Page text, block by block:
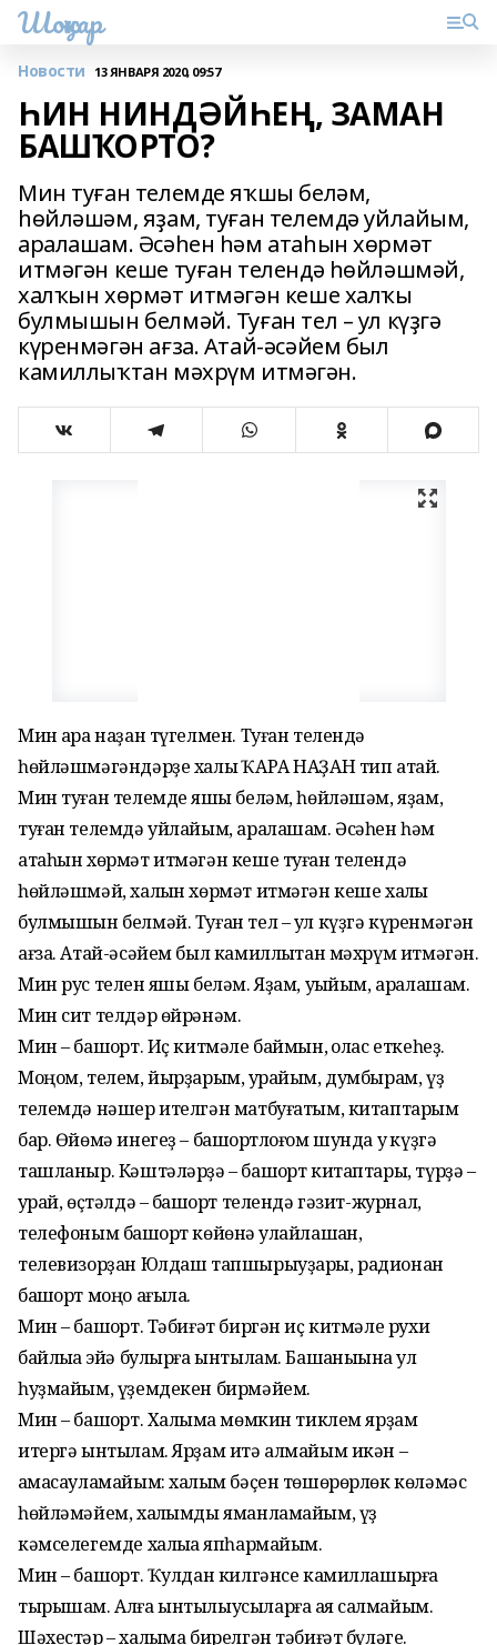
Шоңҡар
Новости 13 ЯНВАРЯ 2020, 09:57
ҺИН НИНДӘЙҺЕҢ, ЗАМАН
БАШҠОРТО?
Мин туған телемде яҡшы беләм,
һөйләшәм, яҙам, туған телемдә уйлайым,
аралашам. Әсәһен һәм атаһын хөрмәт
итмәгән кеше туған телендә һөйләшмәй,
халҡын хөрмәт итмәгән кеше халҡы
булмышын белмәй. Туған тел – ул күҙгә
күренмәгән ағза. Атай-әсәйем был
камиллыҡтан мәхрүм итмәгән.
Мин ҡара наҙан түгелмен. Туған телендә
һөйләшмәгәндәрҙе халыҡ ҠАРА НАҘАН тип атай.
Мин туған телемде яҡшы беләм, һөйләшәм, яҙам,
туған телемдә уйлайым, аралашам. Әсәһен һәм
атаһын хөрмәт итмәгән кеше туған телендә
һөйләшмәй, халҡын хөрмәт итмәгән кеше халҡы
булмышын белмәй. Туған тел – ул күҙгә күренмәгән
ағза. Атай-әсәйем был камиллыҡтан мәхрүм итмәгән.
Мин рус телен яҡшы беләм. Яҙам, уҡыйым, аралашам.
Мин сит телдәр өйрәнәм.
Мин – башҡорт. Иҫ китмәле баймын, ҡолас еткеһеҙ.
Моңом, телем, йырҙарым, ҡурайым, думбырам, үҙ
телемдә нәшер ителгән матбуғатым, китаптарым
бар. Өйөмә инегеҙ – башҡортлоғом шунда уҡ күҙгә
ташланыр. Кәштәләрҙә – башҡорт китаптары, түрҙә –
ҡурай, өҫтәлдә – башҡорт телендә гәзит-журнал,
телефоным башҡорт көйөнә ҡулайлашҡан,
телевизорҙан Юлдаш тапшырыуҙары, радионан
башҡорт моңо ағыла.
Мин – башҡорт. Тәбиғәт биргән иҫ китмәле рухи
байлыҡҡа эйә булырға ынтылам. Башҡаныҡына ҡул
һуҙмайым, үҙемдекен бирмәйем.
Мин – башҡорт. Халҡыма мөмкин тиклем ярҙам
итергә ынтылам. Ярҙам итә алмайым икән –
ҡамасауламайым: халҡым бәҫен төшөрөрлөк көләмәс
һөйләмәйем, халҡымды яманламайым, үҙ
кәмселегемде халыҡҡа япһармайым.
Мин – башҡорт. Ҡулдан килгәнсе камиллашырға
тырышам. Алға ынтылыусыларға аяҡ салмайым.
Шәхестәр – халҡыма бирелгән тәбиғәт бүләге.